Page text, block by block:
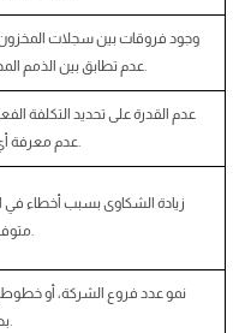
وجود فروقات بين سجلات المخزون
عدم القدرة على تحديد التكلفة
زيادة الشكاوى بسبب أخطاء في
نمو عدد فروع الشركة، أو خطوط